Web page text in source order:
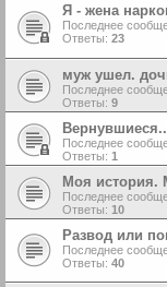
Я - жена
Последнее
Ответы: 23
муж ушел.
Последнее
Ответы: 9
Последнее
Ответы: 1
Моя история.
Последнее
Ответы: 10
Развод или
Последнее
Ответы: 40